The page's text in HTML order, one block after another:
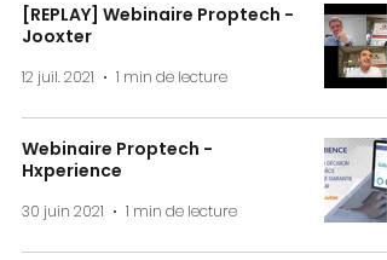
[REPLAY] Webinaire Proptech -
Jooxter
12 juil. 2021 1 min de lecture
Webinaire Proptech -
Hxperience
30 juin 2021 1 min de lecture